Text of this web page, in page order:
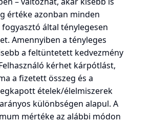
értéke azonban minden
által ténylegesen
Amennyiben a tényleges
a feltüntetett kedvezmény
kérhet kárpótlást,
a fizetett összeg és a
ételek/élelmiszerek
különbségen alapul. A
mértéke az alábbi módon